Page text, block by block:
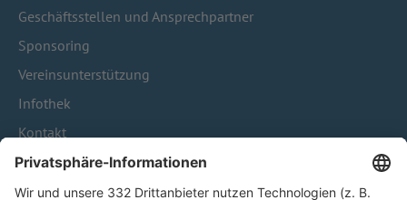
Geschäftsstellen und Ansprechpartner
Sponsoring
Vereinsunterstützung
Infothek
Kontakt
HÄUFIG BESUCHTE SEITEN